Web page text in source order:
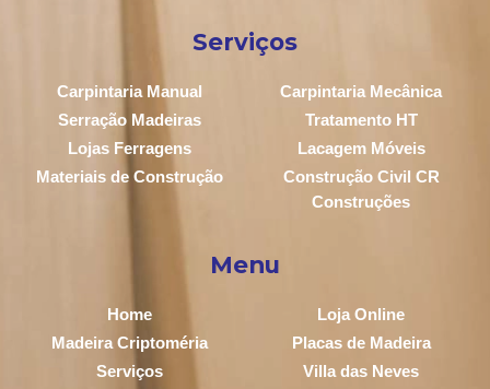
Serviços
Carpintaria Manual
Carpintaria Mecânica
Serração Madeiras
Tratamento HT
Lojas Ferragens
Lacagem Móveis
Materiais de Construção
Construção Civil CR
Construções
Menu
Home
Loja Online
Madeira Criptoméria
Placas de Madeira
Serviços
Villa das Neves